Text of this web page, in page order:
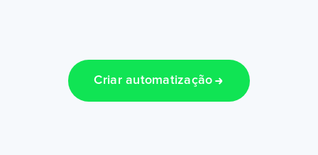
Criar automatização